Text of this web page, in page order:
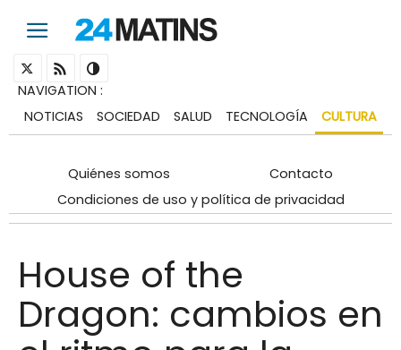
NAVIGATION :
NOTICIAS
SOCIEDAD SALUD TECNOLOGÍA CULTURA
Quiénes somos
Contacto
Condiciones de uso y política de privacidad
House of the
Dragon: cambios en